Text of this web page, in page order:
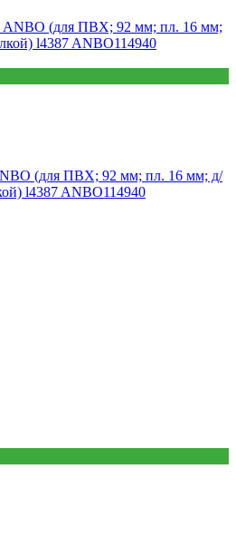
(для ПВХ; 92 мм; пл. 16 мм; д/
l4387 ANBO114940